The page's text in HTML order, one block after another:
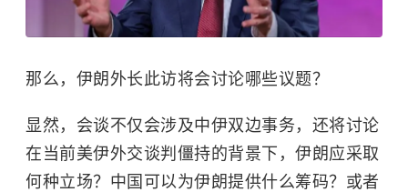
那么，伊朗外长此访将会讨论哪些议题？
显然，会谈不仅会涉及中伊双边事务，还将讨论
在当前美伊外交谈判僵持的背景下，伊朗应采取
何种立场？中国可以为伊朗提供什么筹码？或者